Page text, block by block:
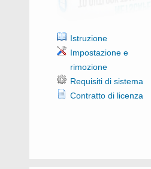
Istruzione
Impostazione e
rimozione
Requisiti di sistema
Contratto di licenza